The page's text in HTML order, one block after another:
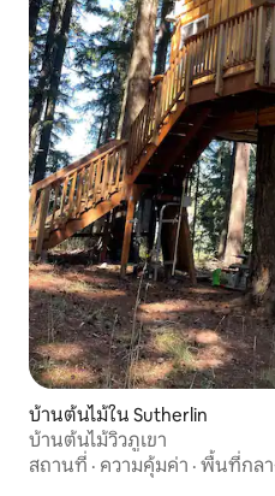
บ้านต้นไม้ใน Sutherlin
บ้านต้นไม้วิวภูเขา
สถานที่ · ความคุ้มค่า · พื้นที่กลา